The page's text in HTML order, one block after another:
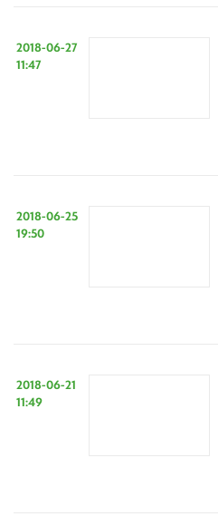
2018-06-27
11:47
2018-06-25
19:50
2018-06-21
11:49